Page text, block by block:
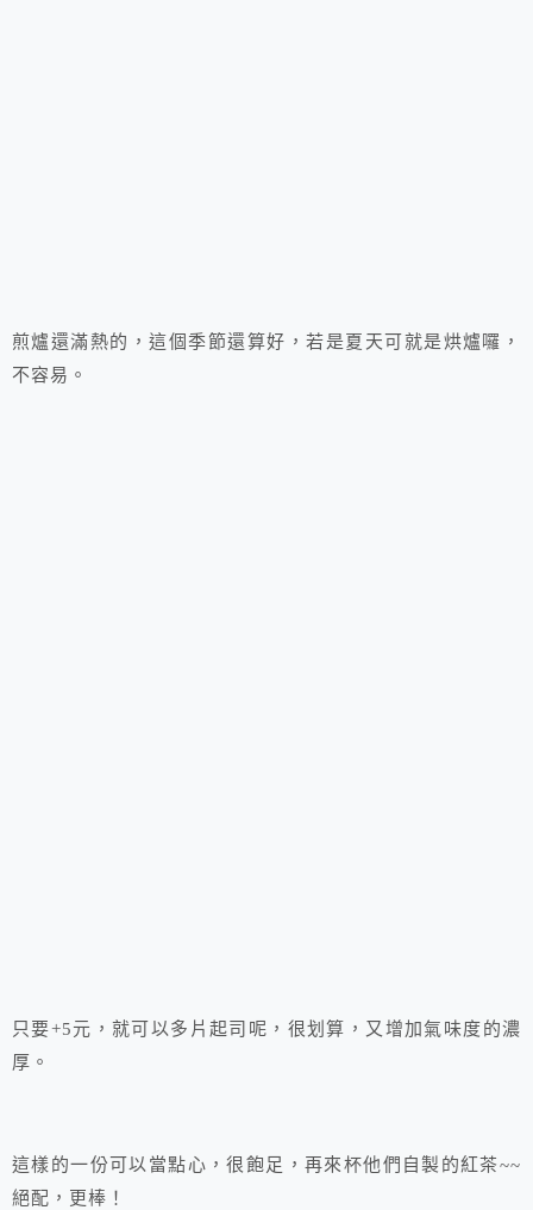
煎爐還滿熱的，這個季節還算好，若是夏天可就是烘爐囉，
不容易。
只要+5元，就可以多片起司呢，很划算，又增加氣味度的濃
厚。
這樣的一份可以當點心，很飽足，再來杯他們自製的紅茶~~
絕配，更棒！